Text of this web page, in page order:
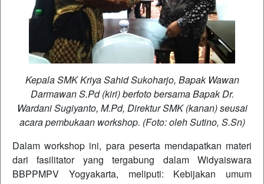
Kepala SMK Kriya Sahid Sukoharjo, Bapak Wawan
Darmawan S.Pd (kiri) berfoto bersama Bapak Dr.
Wardani Sugiyanto, M.Pd, Direktur SMK (kanan) seusai
acara pembukaan workshop. (Foto: oleh Sutino, S.Sn)
Dalam workshop ini, para peserta mendapatkan materi
dari fasilitator yang tergabung dalam Widyaiswara
BBPPMPV Yogyakarta, meliputi: Kebijakan umum